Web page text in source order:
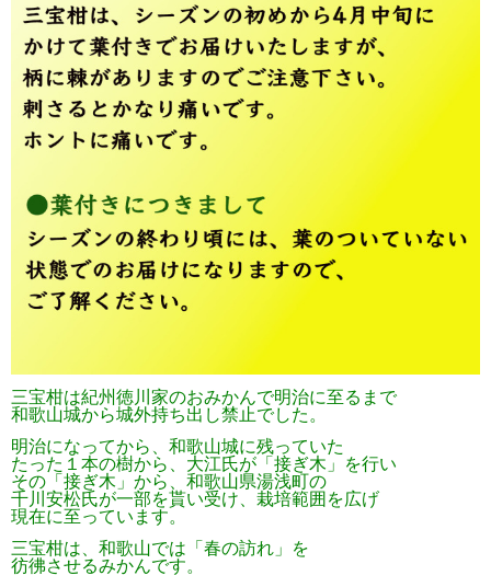
三宝柑は紀州徳川家のおみかんで明治に至るまで
和歌山城から城外持ち出し禁止でした。
明治になってから、和歌山城に残っていた
たった１本の樹から、大江氏が「接ぎ木」を行い
その「接ぎ木」から、和歌山県湯浅町の
千川安松氏が一部を貰い受け、栽培範囲を広げ
現在に至っています。
三宝柑は、和歌山では「春の訪れ」を
彷彿させるみかんです。